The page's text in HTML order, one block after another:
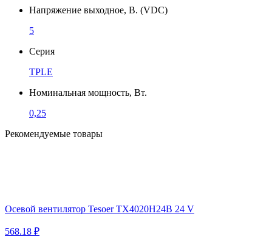
Напряжение выходное, В. (VDC)
5
Серия
TPLE
Номинальная мощность, Вт.
0,25
Рекомендуемые товары
Осевой вентилятор Tesoer TX4020H24B 24 V
568.18 ₽